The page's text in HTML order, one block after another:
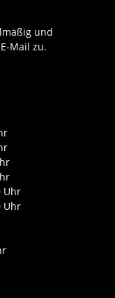
und
Mail zu.
Uhr
Uhr